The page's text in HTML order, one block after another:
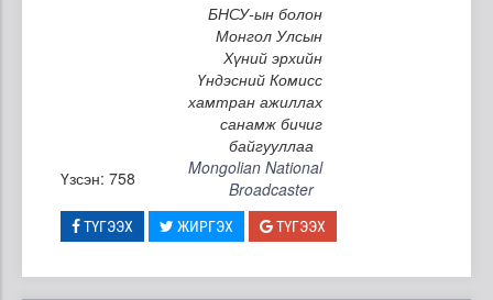
БНСУ-ын болон
Монгол Улсын
Хүний эрхийн
Үндэсний Комисс
хамтран ажиллах
санамж бичиг
байгууллаа
Үзсэн: 758
Mongolian National
Broadcaster
ТҮГЭЭХ ЖИРГЭХ ТҮГЭЭХ